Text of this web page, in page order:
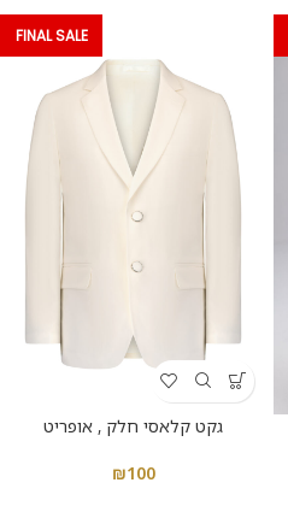
FINAL SALE
גקט קלאסי חלק , אופריט
₪100